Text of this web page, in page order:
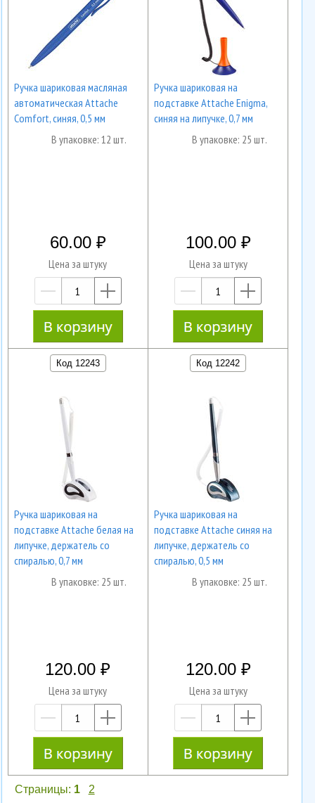
Ручка шариковая масляная
автоматическая Attache
Comfort, синяя, 0,5 мм
В упаковке: 12 шт.
60.00
Цена за штуку
—
Ручка шариковая на
подставке Attache Enigma,
синяя на липучке, 0,7 мм
В упаковке: 25 шт.
100.00
Цена за штуку
—
Код 12243
Ручка шариковая на
подставке Attache белая на
липучке, держатель со
спиралью, 0,7 мм
В упаковке: 25 шт.
120.00
Цена за штуку
—
Код 12242
Ручка шариковая на
подставке Attache синяя на
липучке, держатель со
спиралью, 0,5 мм
В упаковке: 25 шт.
120.00
Цена за штуку
—
Страницы: 1 2